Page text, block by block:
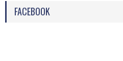
FACEBOOK